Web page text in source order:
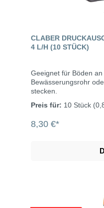
CLABER
4 L/H (10 STÜCK)
Geeignet für Böden
Bewässerungsrohr
stecken.
Preis für: 10 Stück
8,30 €*